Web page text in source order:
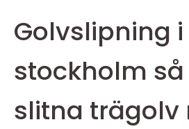
Golvslipning i
stockholm
slitna trägolv